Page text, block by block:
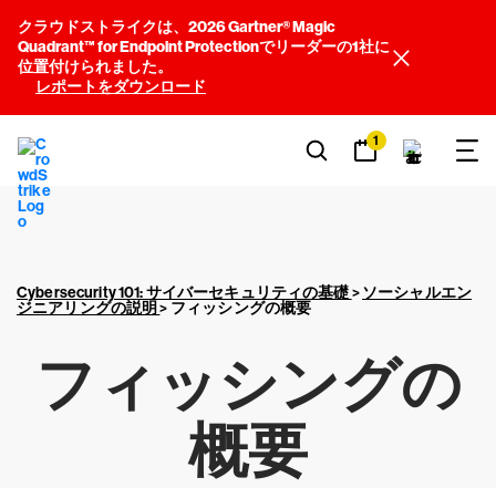
クラウドストライクは、2026 Gartner® Magic
Quadrant™ for Endpoint Protectionでリーダーの1社に
位置付けられました。
レポートをダウンロード
1
Cybersecurity 101: サイバーセキュリティの基礎>ソーシャルエン
ジニアリングの説明> フィッシングの概要
フィッシングの
概要